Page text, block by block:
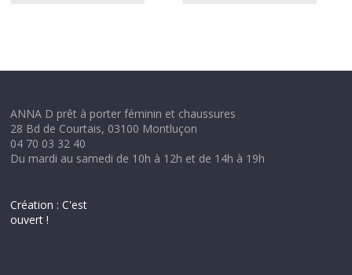
ANNA D prêt à porter féminin et chaussures
28 Bd de Courtais, 03100 Montluçon
04 70 03 32 40
Du mardi au samedi de 10h à 12h et de 14h à 19h
Création : C'est
ouvert !